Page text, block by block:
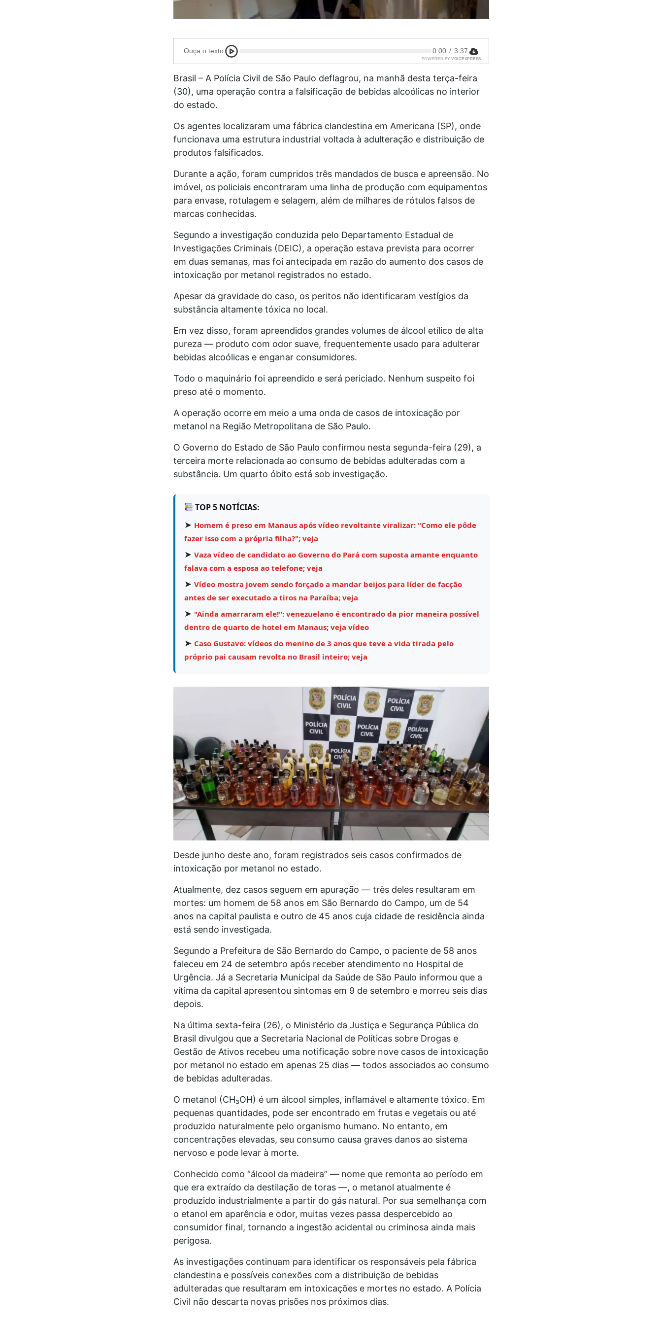
Ouça o texto 0:00 / 3:37
POWERED BY VOICEXPRESS
Brasil – A Polícia Civil de São Paulo deflagrou, na manhã desta terça-feira
(30), uma operação contra a falsificação de bebidas alcoólicas no interior
do estado.
Os agentes localizaram uma fábrica clandestina em Americana (SP), onde
funcionava uma estrutura industrial voltada à adulteração e distribuição de
produtos falsificados.
Durante a ação, foram cumpridos três mandados de busca e apreensão. No
imóvel, os policiais encontraram uma linha de produção com equipamentos
para envase, rotulagem e selagem, além de milhares de rótulos falsos de
marcas conhecidas.
Segundo a investigação conduzida pelo Departamento Estadual de
Investigações Criminais(DEIC), a operação estava prevista para ocorrer
em duas semanas, mas foi antecipada em razão do aumento dos casos de
intoxicação por metanol registrados no estado.
Apesar da gravidade do caso, os peritos não identificaram vestígios da
substância altamente tóxica no local.
Em vez disso, foram apreendidos grandes volumes de álcool etílico de alta
pureza — produto com odor suave, frequentemente usado para adulterar
bebidas alcoólicas e enganar consumidores.
Todo o maquinário foi apreendido e será periciado. Nenhum suspeito foi
preso até o momento.
A operação ocorre em meio a uma onda de casos de intoxicação por
metanol na Região Metropolitana de São Paulo.
O Governo do Estado de São Paulo confirmou nesta segunda-feira (29), a
terceira morte relacionada ao consumo de bebidas adulteradas com a
substância. Um quarto óbito está sob investigação.
TOP 5 NOTÍCIAS:
➤ Homem é preso em Manaus após vídeo revoltante viralizar: "Como ele pôde
fazer isso com a própria filha?"; veja
➤ Vaza vídeo de candidato ao Governo do Pará com suposta amante enquanto
falava com a esposa ao telefone; veja
➤ Vídeo mostra jovem sendo forçado a mandar beijos para líder de facção
antes de ser executado a tiros na Paraíba; veja
➤ "Ainda amarraram ele!": venezuelano é encontrado da pior maneira possível
dentro de quarto de hotel em Manaus; veja vídeo
➤ Caso Gustavo: vídeos do menino de 3 anos que teve a vida tirada pelo
próprio pai causam revolta no Brasil inteiro; veja
Desde junho deste ano, foram registrados seis casos confirmados de
intoxicação por metanol no estado.
Atualmente, dez casos seguem em apuração — três deles resultaram em
mortes: um homem de 58 anos em São Bernardo do Campo, um de 54
anos na capital paulista e outro de 45 anos cuja cidade de residência ainda
está sendo investigada.
Segundo a Prefeitura de São Bernardo do Campo, o paciente de 58 anos
faleceu em 24 de setembro após receber atendimento no Hospital de
Urgência. Já a Secretaria Municipal da Saúde de São Paulo informou que a
vítima da capital apresentou sintomas em 9 de setembro e morreu seis dias
depois.
Na última sexta-feira (26), o Ministério da Justiça e Segurança Pública do
Brasil divulgou que a Secretaria Nacional de Políticas sobre Drogas e
Gestão de Ativosrecebeu uma notificação sobre nove casos de intoxicação
por metanol no estado em apenas 25 dias — todos associados ao consumo
de bebidas adulteradas.
O metanol (CH₃OH) é um álcool simples, inflamável e altamente tóxico. Em
pequenas quantidades, pode ser encontrado em frutas e vegetais ou até
produzido naturalmente pelo organismo humano. No entanto, em
concentrações elevadas, seu consumo causa graves danos ao sistema
nervoso e pode levar à morte.
Conhecido como “álcool da madeira” — nome que remonta ao período em
que era extraído da destilação de toras —, o metanol atualmente é
produzido industrialmente a partir do gás natural. Por sua semelhança com
o etanol em aparência e odor, muitas vezes passa despercebido ao
consumidor final, tornando a ingestão acidental ou criminosa ainda mais
perigosa.
As investigações continuam para identificar os responsáveis pela fábrica
clandestina e possíveis conexões com a distribuição de bebidas
adulteradas que resultaram em intoxicações e mortes no estado. A Polícia
Civil não descarta novas prisões nos próximos dias.